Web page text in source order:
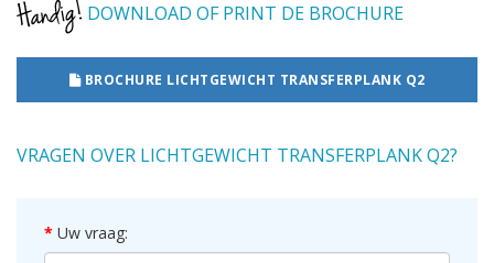
DOWNLOAD OF PRINT DE BROCHURE
BROCHURE LICHTGEWICHT TRANSFERPLANK Q2
VRAGEN OVER LICHTGEWICHT TRANSFERPLANK Q2?
Uw vraag: